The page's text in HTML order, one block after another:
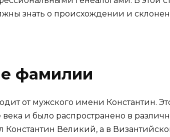
знать о происхождении и
фамилии
от мужского имени Константин.
и было распространено в
Константин Великий, а в